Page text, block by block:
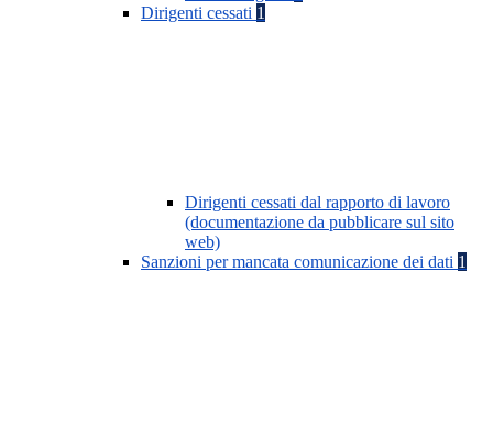
Dirigenti cessati 1
Dirigenti cessati dal rapporto di lavoro
(documentazione da pubblicare sul sito
web)
Sanzioni per mancata comunicazione dei dati 1